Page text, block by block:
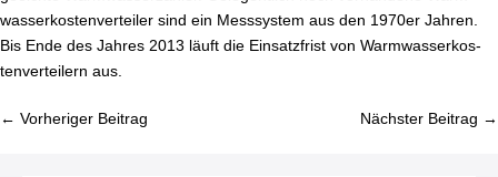
was­ser­kos­ten­ver­tei­ler sind ein Messsystem aus den 1970er Jahren.
Bis Ende des Jahres 2013 läuft die Ein­satz­frist von Warm­was­ser­kos­
ten­ver­tei­lern aus.
Bei­
← Vorheriger Beitrag Nächster Beitrag →